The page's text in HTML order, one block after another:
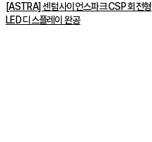
[ASTRA] 센텀사이언스파크 CSP 회전형
LED 디스플레이 완공